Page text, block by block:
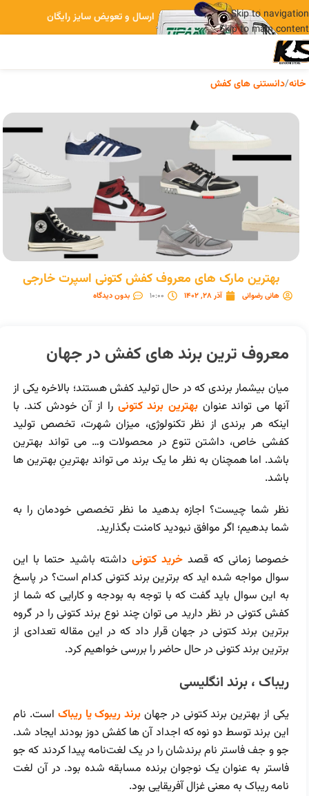
Skip to navigation
Skip to main content
ارسال و تعویض سایز رایگان
خانه/دانستنی های کفش
بهترین مارک های معروف کفش کتونی اسپرت خارجی
هانی رضوانی آذر 28, 1402 10:00 بدون دیدگاه
معروف ترین برند های کفش در جهان
میان بیشمار برندی که در حال تولید کفش هستند؛ بالاخره یکی از
آنها می تواند عنوانبهترین برند کتونی را از آن خودش کند. با
اینکه هر برندی از نظر تکنولوژی، میزان شهرت، تخصص تولید
کفشی خاص، داشتن تنوع در محصولات و… می تواند بهترین
باشد. اما همچنان به نظر ما یک برند می تواند بهترینِ بهترین ها
باشد.
نظر شما چیست؟ اجازه بدهید ما نظر تخصصی خودمان را به
شما بدهیم؛ اگر موافق نبودید کامنت بگذارید.
خصوصا زمانی که قصدخرید کتونی داشته باشید حتما با این
سوال مواجه شده اید که برترین برند کتونی کدام است؟ در پاسخ
به این سوال باید گفت که با توجه به بودجه و کارایی که شما از
کفش کتونی در نظر دارید می توان چند نوع برند کتونی را در گروه
برترین برند کتونی در جهان قرار داد که در این مقاله تعدادی از
برترین برند کتونی در حال حاضر را بررسی خواهیم کرد.
ریباک ، برند انگلیسی
یکی از بهترین برند کتونی در جهان برند ریبوک یا ریباک است. نام
این برند توسط دو نوه که اجداد آن ها کفش دوز بودند ایجاد شد.
جو و جف فاستر نام برندشان را در یک لغت‌نامه پیدا کردند که جو
فاستر به عنوان یک نوجوان برنده مسابقه شده بود. در آن لغت
نامه ریباک به معنی غزال آفریقایی بود.